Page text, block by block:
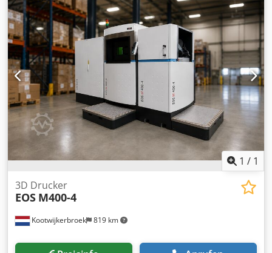
1 / 1
Kootwijkerbroek 819 km
3D Drucker
EOS M400-4